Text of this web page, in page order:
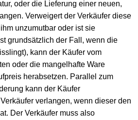
oder die Lieferung einer neuen,
Verweigert der Verkäufer diese
unzumutbar oder ist sie
grundsätzlich der Fall, wenn die
kann der Käufer vom
oder die mangelhafte Ware
herabsetzen. Parallel zum
kann der Käufer
verlangen, wenn dieser den
Der Verkäufer muss also